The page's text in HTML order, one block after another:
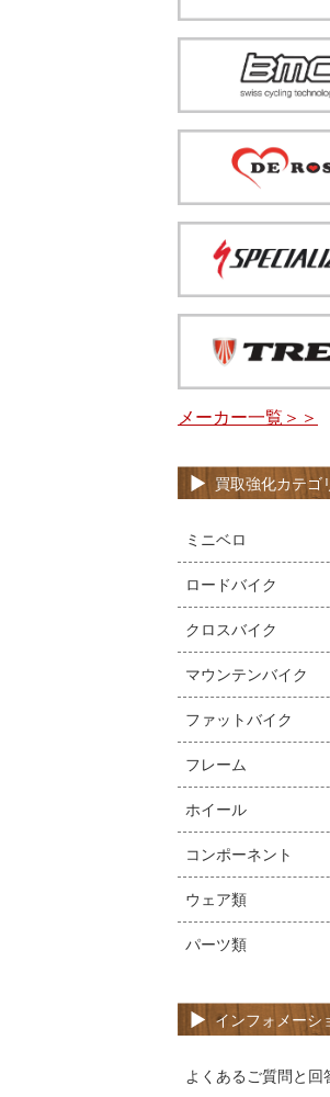
メーカー一覧＞＞
買取強化カテゴ
ミニベロ
ロードバイク
クロスバイク
マウンテンバイク
ファットバイク
フレーム
ホイール
コンポーネント
ウェア類
パーツ類
インフォメーシ
よくあるご質問と回